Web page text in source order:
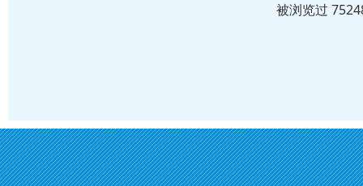
被浏览过